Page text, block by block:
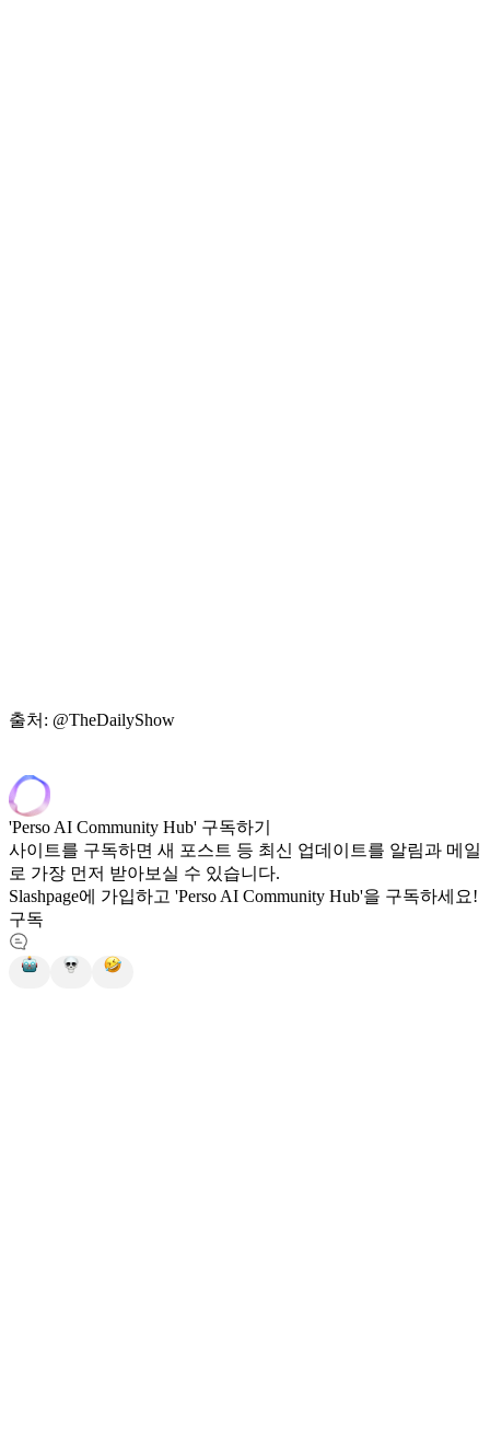
출처: @TheDailyShow
'Perso AI Community Hub' 구독하기
사이트를 구독하면 새 포스트 등 최신 업데이트를 알림과 메일
로 가장 먼저 받아보실 수 있습니다.
Slashpage에 가입하고 'Perso AI Community Hub'을 구독하세요!
구독